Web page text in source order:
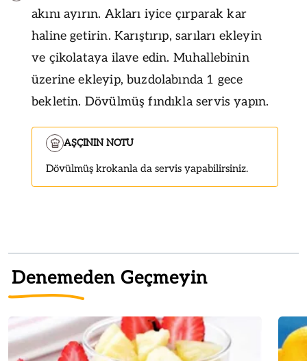
akını ayırın. Akları iyice çırparak kar
haline getirin. Karıştırıp, sarıları ekleyin
ve çikolataya ilave edin. Muhallebinin
üzerine ekleyip, buzdolabında 1 gece
bekletin. Dövülmüş fındıkla servis yapın.
AŞÇININ NOTU
Dövülmüş krokanla da servis yapabilirsiniz.
Denemeden Geçmeyin